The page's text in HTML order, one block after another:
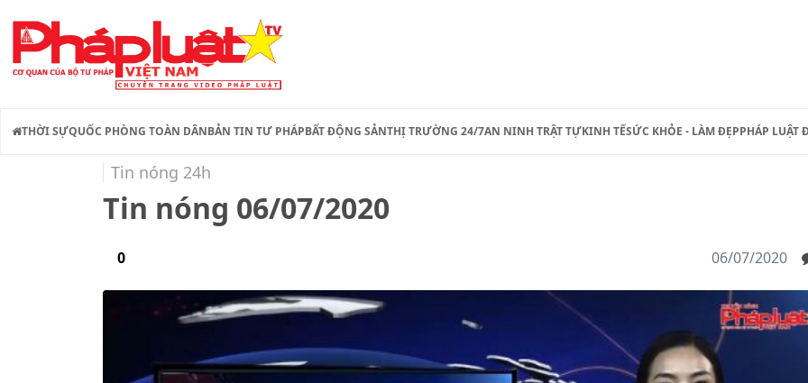
THỜI SỰQUỐC PHÒNG TOÀN DÂNBẢN TIN TƯ PHÁPBẤT ĐỘNG SẢNTHỊ TRƯỜNG 24/7AN NINH TRẬT TỰKINH TẾSỨC KHỎE - LÀM ĐẸPPHÁP LUẬT
Tin nóng 24h
Tin nóng 06/07/2020
0 06/07/2020